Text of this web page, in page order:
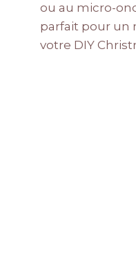
ou au micro-
parfait pour un
votre DIY